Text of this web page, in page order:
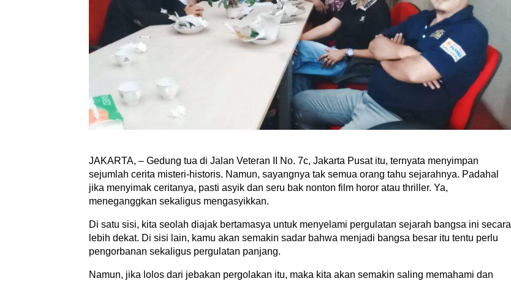
JAKARTA, – Gedung tua di Jalan Veteran II No. 7c, Jakarta Pusat itu, ternyata menyimpan
sejumlah cerita misteri-historis. Namun, sayangnya tak semua orang tahu sejarahnya. Padahal
jika menyimak ceritanya, pasti asyik dan seru bak nonton film horor atau thriller. Ya,
meneganggkan sekaligus mengasyikkan.
Di satu sisi, kita seolah diajak bertamasya untuk menyelami pergulatan sejarah bangsa ini secara
lebih dekat. Di sisi lain, kamu akan semakin sadar bahwa menjadi bangsa besar itu tentu perlu
pengorbanan sekaligus pergulatan panjang.
Namun, jika lolos dari jebakan pergolakan itu, maka kita akan semakin saling memahami dan